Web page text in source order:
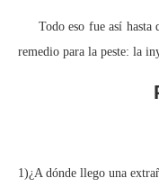
Todo eso fue así hasta
remedio para la peste: la
1)¿A dónde llego una